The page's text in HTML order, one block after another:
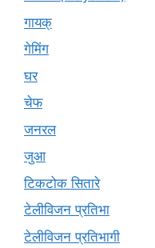
गायक्
गेमिंग
घर
चेफ
जनरल
जुआ
टिकटोक सितारे
टेलीविजन प्रतिभा
टेलीविजन प्रतिभागी